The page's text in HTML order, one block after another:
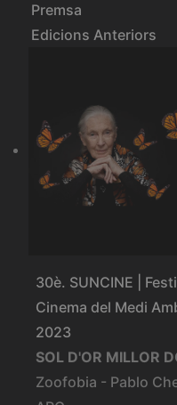
Premsa
Edicions Anteriors
30è. SUNCINE |
Cinema del Medi
2023
SOL D'OR MILLOR
Zoofobia - Pablo